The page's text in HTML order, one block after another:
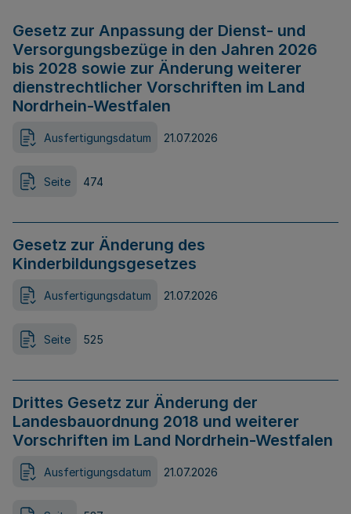
Gesetz zur Anpassung der Dienst- und
Versorgungsbezüge in den Jahren 2026
bis 2028 sowie zur Änderung weiterer
dienstrechtlicher Vorschriften im Land
Nordrhein-Westfalen
Ausfertigungsdatum 21.07.2026
Seite 474
Gesetz zur Änderung des
Kinderbildungsgesetzes
Ausfertigungsdatum 21.07.2026
Seite 525
Drittes Gesetz zur Änderung der
Landesbauordnung 2018 und weiterer
Vorschriften im Land Nordrhein-Westfalen
Ausfertigungsdatum 21.07.2026